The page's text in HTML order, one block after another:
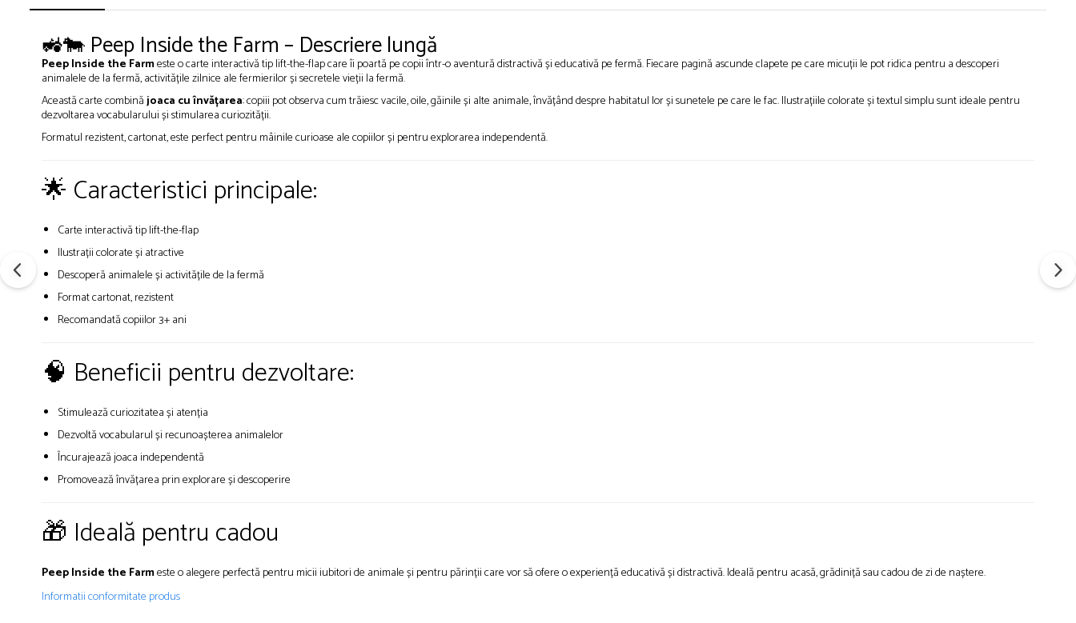
🚜🐄 Peep Inside the Farm – Descriere lungă
Peep Inside the Farmeste o carte interactivă tip lift-the-flap care îi poartă pe copii într-o aventură distractivă și educativă pe fermă. Fiecare pagină ascunde clapete pe care micuții le pot ridica pentru a descoperi
animalele de la fermă, activitățile zilnice ale fermierilor și secretele vieții la fermă.
Această carte combinăjoaca cu învățarea: copiii pot observa cum trăiesc vacile, oile, găinile și alte animale, învățând despre habitatul lor și sunetele pe care le fac. Ilustrațiile colorate și textul simplu sunt ideale pentru
dezvoltarea vocabularului și stimularea curiozității.
Formatul rezistent, cartonat, este perfect pentru mâinile curioase ale copiilor și pentru explorarea independentă.
🌟 Caracteristici principale:
Carte interactivă tip lift-the-flap
Ilustrații colorate și atractive
Descoperă animalele și activitățile de la fermă
Format cartonat, rezistent
Recomandată copiilor 3+ ani
🧠 Beneficii pentru dezvoltare:
Stimulează curiozitatea și atenția
Dezvoltă vocabularul și recunoașterea animalelor
Încurajează joaca independentă
Promovează învățarea prin explorare și descoperire
🎁 Ideală pentru cadou
Peep Inside the Farmeste o alegere perfectă pentru micii iubitori de animale și pentru părinții care vor să ofere o experiență educativă și distractivă. Ideală pentru acasă, grădiniță sau cadou de zi de naștere.
Informatii conformitate produs